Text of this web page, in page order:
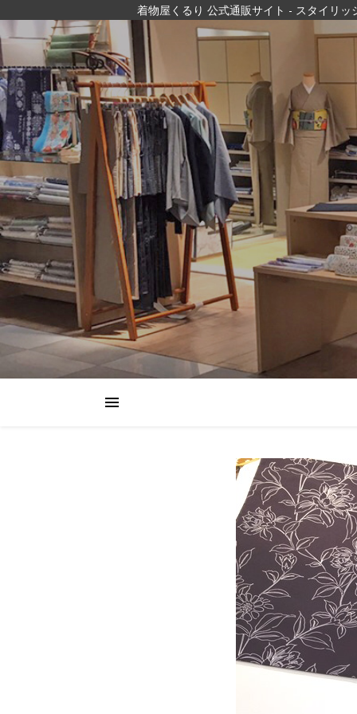
着物屋くるり 公式通販サイト - スタイリッ